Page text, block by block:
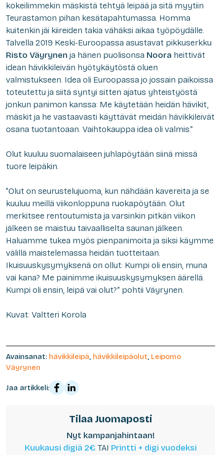
kokeilimmekin mäskistä tehtyä leipää ja sitä myytiin
Teurastamon pihan kesätapahtumassa. Homma
kuitenkin jäi kiireiden takia vähäksi aikaa työpöydälle.
Talvella 2019 Keski-Euroopassa asustavat pikkuserkku
Risto Väyrynen ja hänen puolisonsa Noora heittivät
idean hävikkileivän hyötykäytöstä oluen
valmistukseen. Idea oli Euroopassa jo jossain paikoissa
toteutettu ja siitä syntyi sitten ajatus yhteistyöstä
jonkun panimon kanssa: Me käytetään heidän hävikit,
mäskit ja he vastaavasti käyttävät meidän hävikkileivät
osana tuotantoaan. Vaihtokauppa idea oli valmis.”
Olut kuuluu suomalaiseen juhlapöytään siinä missä
tuore leipäkin.
”Olut on seurustelujuoma, kun nähdään kavereita ja se
kuuluu meillä viikonloppuna ruokapöytään. Olut
merkitsee rentoutumista ja varsinkin pitkän viikon
jälkeen se maistuu taivaalliselta saunan jälkeen.
Haluamme tukea myös pienpanimoita ja siksi käymme
välillä maistelemassa heidän tuotteitaan.
Ikuisuuskysymyksenä on ollut: Kumpi oli ensin, muna
vai kana? Me painimme ikuisuuskysymyksen äärellä.
Kumpi oli ensin, leipä vai olut?” pohtii Väyrynen.
Kuvat: Valtteri Korola
Avainsanat: hävikkileipä, hävikkileipäolut, Leipomo
Väyrynen
Jaa artikkeli:
Tilaa Juomaposti
Nyt kampanjahintaan!
Kuukausi digiä 2€ TAI Printti + digi vuodeksi